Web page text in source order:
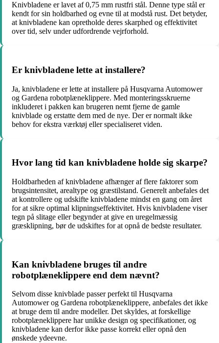
Knivbladene er lavet af 0,75 mm rustfri stål. Denne type stål er
kendt for sin holdbarhed og evne til at modstå rust. Det betyder,
at knivbladene kan opretholde deres skarphed og effektivitet
over tid, selv under udfordrende vejrforhold.
Er knivbladene lette at installere?
Ja, knivbladene er lette at installere på Husqvarna Automower
og Gardena robotplæneklippere. Med monteringsskruerne
inkluderet i pakken kan brugeren nemt fjerne de gamle
knivblade og erstatte dem med de nye. Der er normalt ikke
behov for ekstra værktøj eller specialiseret viden.
Hvor lang tid kan knivbladene holde sig skarpe?
Holdbarheden af knivbladene afhænger af flere faktorer som
brugsintensitet, arealtype og græstilstand. Generelt anbefales det
at kontrollere og udskifte knivbladene mindst en gang om året
for at sikre optimal klipningseffektivitet. Hvis knivbladene viser
tegn på slitage eller begynder at give en uregelmæssig
græsklipning, bør de udskiftes for at opnå de bedste resultater.
Kan knivbladene bruges til andre
robotplæneklippere end dem nævnt?
Selvom disse knivblade passer perfekt til Husqvarna
Automower og Gardena robotplæneklippere, anbefales det ikke
at bruge dem til andre modeller. Det skyldes, at forskellige
robotplæneklippere har unikke design og specifikationer, og
knivbladene kan derfor ikke passe korrekt eller opnå den
ønskede ydeevne.